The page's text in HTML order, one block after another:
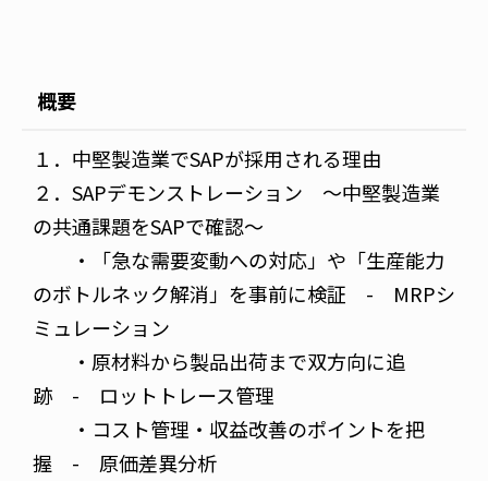
概要
１．中堅製造業でSAPが採用される理由
２．SAPデモンストレーション ～中堅製造業
の共通課題をSAPで確認～
・「急な需要変動への対応」や「生産能力
のボトルネック解消」を事前に検証 - MRPシ
ミュレーション
・原材料から製品出荷まで双方向に追
跡 - ロットトレース管理
・コスト管理・収益改善のポイントを把
握 - 原価差異分析